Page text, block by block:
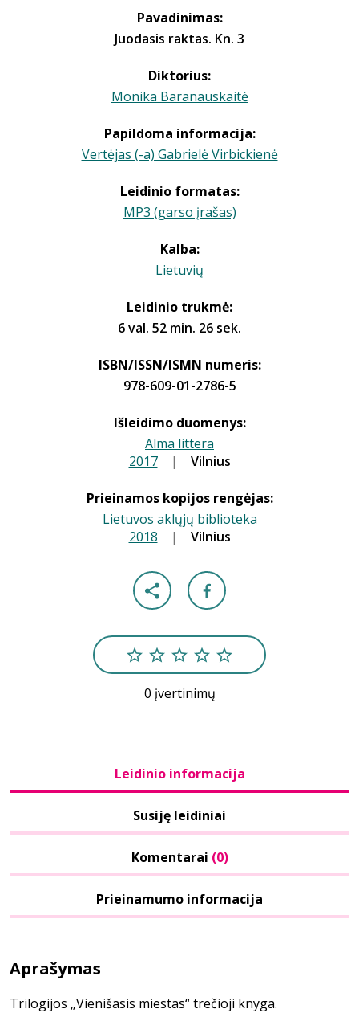
Pavadinimas:
Juodasis raktas. Kn. 3
Diktorius:
Monika Baranauskaitė
Papildoma informacija:
Vertėjas (-a) Gabrielė Virbickienė
Leidinio formatas:
MP3 (garso įrašas)
Kalba:
Lietuvių
Leidinio trukmė:
6 val. 52 min. 26 sek.
ISBN/ISSN/ISMN numeris:
978-609-01-2786-5
Išleidimo duomenys:
Alma littera
2017 | Vilnius
Prieinamos kopijos rengėjas:
Lietuvos aklųjų biblioteka
2018 | Vilnius
0 įvertinimų
Leidinio informacija
Susiję leidiniai
Komentarai (0)
Prieinamumo informacija
Aprašymas
Trilogijos „Vienišasis miestas“ trečioji knyga.